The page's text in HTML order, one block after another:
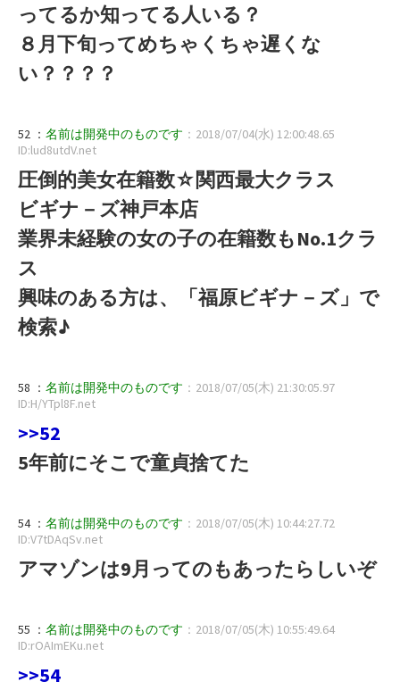
ってるか知ってる人いる？
８月下旬ってめちゃくちゃ遅くな
い？？？？
52 ： 名前は開発中のものです ：2018/07/04(水) 12:00:48.65
ID:lud8utdV.net
圧倒的美女在籍数☆関西最大クラス
ビギナ－ズ神戸本店
業界未経験の女の子の在籍数もNo.1クラ
ス
興味のある方は、「福原ビギナ－ズ」で
検索♪
58 ： 名前は開発中のものです ：2018/07/05(木) 21:30:05.97
ID:H/YTpl8F.net
>>52
5年前にそこで童貞捨てた
54 ： 名前は開発中のものです ：2018/07/05(木) 10:44:27.72
ID:V7tDAqSv.net
アマゾンは9月ってのもあったらしいぞ
55 ： 名前は開発中のものです ：2018/07/05(木) 10:55:49.64
ID:rOAImEKu.net
>>54